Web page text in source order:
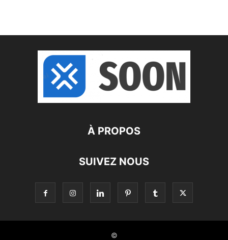
À PROPOS
SUIVEZ NOUS
©